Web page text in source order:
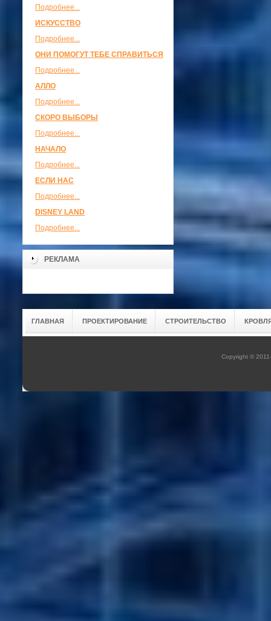
Подробнее...
ИСКУССТВО
Подробнее...
ОНИ ПОМОГУТ ТЕБЕ СПРАВИТЬСЯ
Подробнее...
АЛЛО
Подробнее...
СКОРО ВЫБОРЫ
Подробнее...
НАЧАЛО
Подробнее...
ЕСЛИ НАС
Подробнее...
DISNEY LAND
Подробнее...
РЕКЛАМА
ГЛАВНАЯ ПРОЕКТИРОВАНИЕ СТРОИТЕЛЬСТВО
Copyright ©